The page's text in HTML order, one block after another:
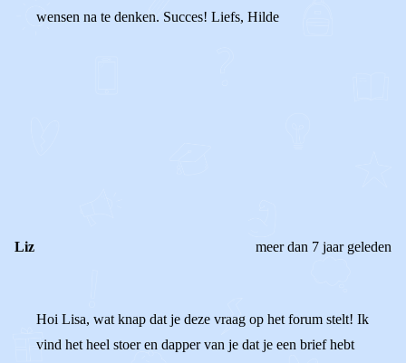
wensen na te denken. Succes! Liefs, Hilde
Liz meer dan 7 jaar geleden
Hoi Lisa, wat knap dat je deze vraag op het forum stelt! Ik
vind het heel stoer en dapper van je dat je een brief hebt